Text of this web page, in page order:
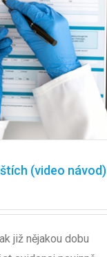
(video návod)
již nějakou dobu